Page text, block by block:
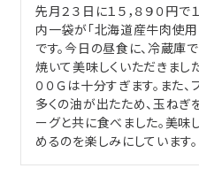
先月２３日に１５，８９０円
内一袋が「北海道産牛肉使
です。今日の昼食に、冷蔵庫
焼いて美味しくいただきまし
００Ｇは十分すぎます。また
多くの油が出たため、玉ね
ーグと共に食べました。美味